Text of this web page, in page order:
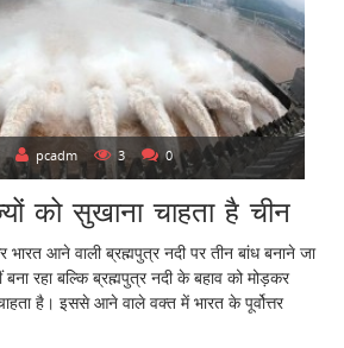
pcadm 3 0
को सुखाना चाहता है चीन
आने वाली ब्रह्मपुत्र नदी पर तीन बांध बनाने जा
बना रहा बल्कि ब्रह्मपुत्र नदी के बहाव को मोड़कर
है। इससे आने वाले वक्त में भारत के पूर्वोत्तर